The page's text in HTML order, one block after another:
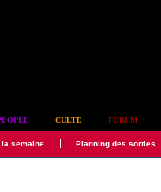
CULTE FORUM
semaine Planning des sorties